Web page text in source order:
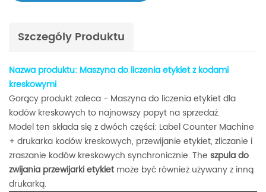
Szczególy Produktu
Nazwa produktu: Maszyna do liczenia etykiet z kodami
kreskowymi
Gorący produkt zaleca - Maszyna do liczenia etykiet dla
kodów kreskowych to najnowszy popyt na sprzedaż.
Model ten składa się z dwóch części: Label Counter Machine
+ drukarka kodów kreskowych, przewijanie etykiet, zliczanie i
zraszanie kodów kreskowych synchronicznie. The szpula do
zwijania przewijarki etykietmoże być również używany z inną
drukarką.